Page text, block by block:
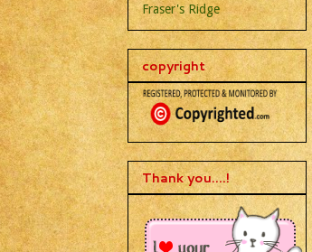
Fraser's Ridge
copyright
Thank you....!